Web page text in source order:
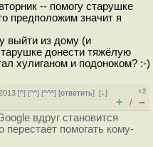
-- помогу старушке
предположим значит я
выйти из дому (и
донести тяжёлую
хулиганом и подоноком? :-)
[^] [^^] [^^^] [ответить][↓]
+2
+ / –
вдруг становится
перестаёт помогать кому-